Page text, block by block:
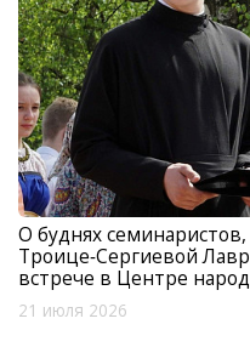
О буднях
Троице‑Сергиевой
встрече в Центре
21 июля 2026